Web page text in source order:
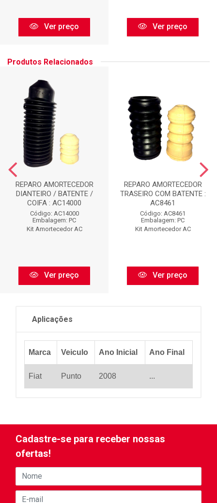
Ver preço Ver preço
Produtos Relacionados
REPARO AMORTECEDOR
DIANTEIRO / BATENTE /
COIFA : AC14000
Código: AC14000
Embalagem: PC
Kit Amortecedor AC
Ver preço
REPARO AMORTECEDOR
TRASEIRO COM BATENTE :
AC8461
Código: AC8461
Embalagem: PC
Kit Amortecedor AC
Ver preço
Aplicações
Marca Veiculo Ano Inicial Ano Final
Fiat Punto 2008 ...
Cadastre-se para receber nossas
ofertas!